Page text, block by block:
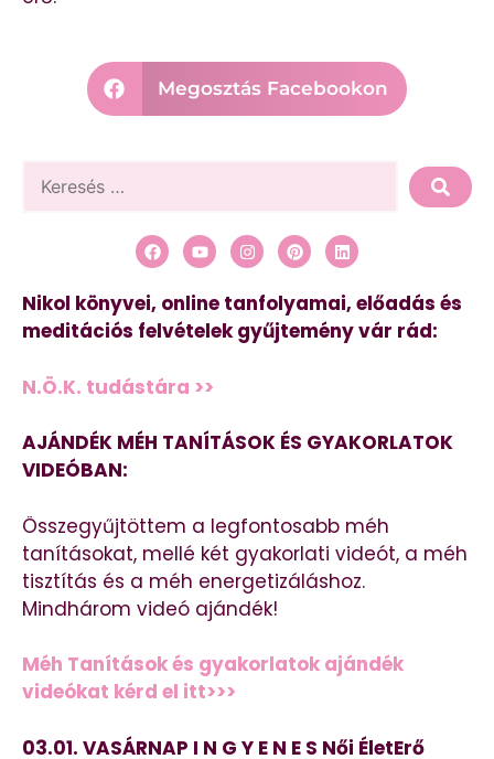
Megosztás Facebookon
Nikol könyvei, online tanfolyamai, előadás és
meditációs felvételek gyűjtemény vár rád:
N.Ö.K. tudástára >>
AJÁNDÉK MÉH TANÍTÁSOK ÉS GYAKORLATOK
VIDEÓBAN:
Összegyűjtöttem a legfontosabb méh
tanításokat, mellé két gyakorlati videót, a méh
tisztítás és a méh energetizáláshoz.
Mindhárom videó ajándék!
Méh Tanítások és gyakorlatok ajándék
videókat kérd el itt>>>
03.01. VASÁRNAP I N G Y E N E S Női ÉletErő